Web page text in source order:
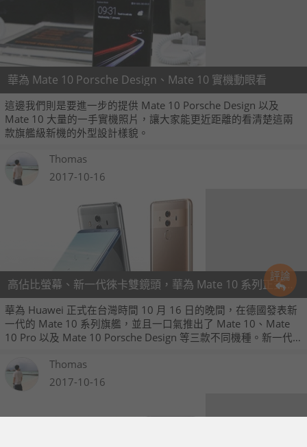
評論
華為 Mate 10 Porsche Design、Mate 10 實機動眼看
這邊我們則是要進一步的提供 Mate 10 Porsche Design 以及
Mate 10 大量的一手實機照片，讓大家能更近距離的看清楚這兩
款旗艦級新機的外型設計樣貌。
Thomas
2017-10-16
高佔比螢幕、新一代徠卡雙鏡頭，華為 Mate 10 系列正式發表
華為 Huawei 正式在台灣時間 10 月 16 日的晚間，在德國發表新
一代的 Mate 10 系列旗艦，並且一口氣推出了 Mate 10、Mate
10 Pro 以及 Mate 10 Porsche Design 等三款不同機種。新一代
理器，還有支援 F1.6 光圈的新一代 Leica 認證雙主相機。當中
的 Mate 10 Pro 以及 Mate 10 Porsche Design 還配置 18：9 比
例的 6
Thomas
2017-10-16